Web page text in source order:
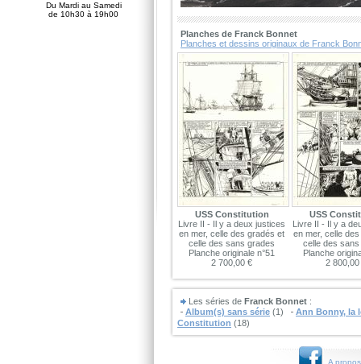
Planches de Franck Bonnet
Planches et dessins originaux de Franck
USS Constitution
Livre II - Il y a deux justices
en mer, celle des gradés et
celle des sans grades
Planche originale n°51
2 700,00 €
USS
Livre II - Il y a
en mer, celle
celle des
Planche
2 800,00
Les séries de Franck Bonnet :
Album(s) sans série (1)
Ann Bonny, la
Constitution (18)
A
Du Mardi au Samedi
de 10h30 à 19h00